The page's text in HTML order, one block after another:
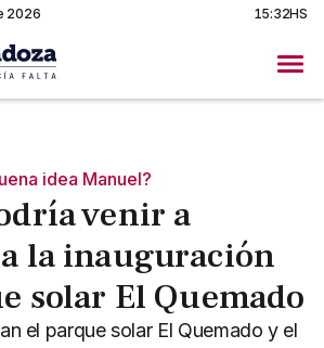
2026 15:32HS
idea Manuel?
venir a
la inauguración
solar El Quemado
el parque solar El Quemado y el